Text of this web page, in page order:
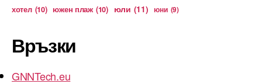
хотел (10) южен плаж (10) юли (11) юни (9)
Връзки
GNNTech.eu